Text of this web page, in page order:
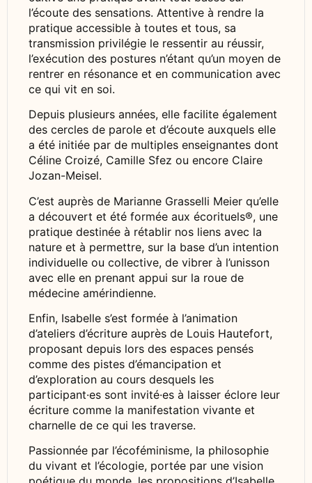
l’écoute des sensations. Attentive à rendre la
pratique accessible à toutes et tous, sa
transmission privilégie le ressentir au réussir,
l’exécution des postures n’étant qu’un moyen de
rentrer en résonance et en communication avec
ce qui vit en soi.
Depuis plusieurs années, elle facilite également
des cercles de parole et d’écoute auxquels elle
a été initiée par de multiples enseignantes dont
Céline Croizé, Camille Sfez ou encore Claire
Jozan-Meisel.
C’est auprès de Marianne Grasselli Meier qu’elle
a découvert et été formée aux écorituels®, une
pratique destinée à rétablir nos liens avec la
nature et à permettre, sur la base d’un intention
individuelle ou collective, de vibrer à l’unisson
avec elle en prenant appui sur la roue de
médecine amérindienne.
Enfin, Isabelle s’est formée à l’animation
d’ateliers d’écriture auprès de Louis Hautefort,
proposant depuis lors des espaces pensés
comme des pistes d’émancipation et
d’exploration au cours desquels les
participant·es sont invité·es à laisser éclore leur
écriture comme la manifestation vivante et
charnelle de ce qui les traverse.
Passionnée par l’écoféminisme, la philosophie
du vivant et l’écologie, portée par une vision